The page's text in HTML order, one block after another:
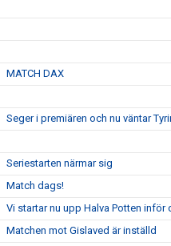
MATCH DAX
Seger i premiären och nu väntar
Seriestarten närmar sig
Match dags!
Vi startar nu upp Halva Potten
Matchen mot Gislaved är inställd